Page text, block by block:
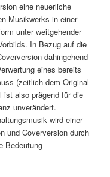
eine neuerliche
Musikwerks in einer
unter weitgehender
In Bezug auf die
dahingehend
eines bereits
(zeitlich dem Original
ist also prägend für die
unverändert.
wird einer
und Coverversion durch
Bedeutung